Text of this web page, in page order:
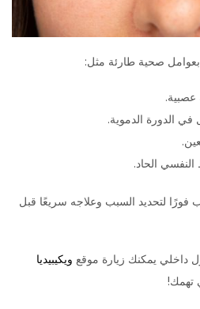
بعوامل صحية طارئة مثل:
عصبية.
الدورة الدموية.
الحاد.
فورًا لتحديد السبب وعلاجه سريعًا قبل
داخلي يمكنك زيارة موقع ويكيبيديا
تهمك!